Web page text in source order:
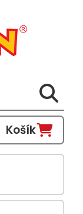
Košík